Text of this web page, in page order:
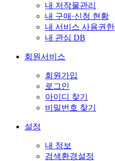
내 저작물관리
내 구매·신청 현황
내 서비스 사용권한
내 관심 DB
회원서비스
회원가입
로그인
아이디 찾기
비밀번호 찾기
설정
내 정보
검색환경설정